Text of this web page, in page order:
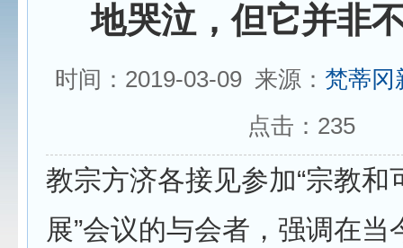
地哭泣，但它并非
时间：2019-03-09 来源： 梵蒂冈
点击： 235
教宗方济各接见参加“宗教和
展”会议的与会者，强调在当